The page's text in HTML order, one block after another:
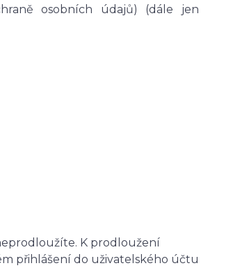
osobních údajů) (dále jen
K prodloužení
přihlášení do uživatelského účtu